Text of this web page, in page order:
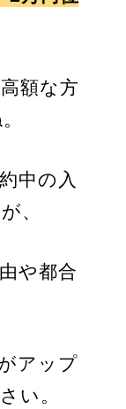
額な方
中の入
、
や都合
アップ
い。